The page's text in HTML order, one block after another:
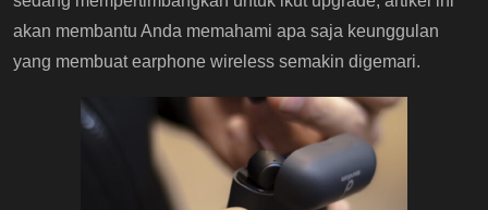
akan membantu Anda memahami apa saja keunggulan
yang membuat earphone wireless semakin digemari.